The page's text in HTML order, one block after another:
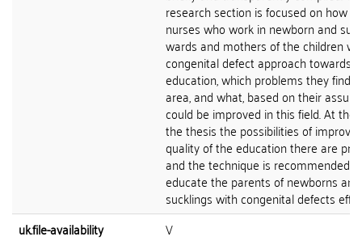
research section is focused on how
nurses who work in newborn and
wards and mothers of the children
congenital defect approach towards
education, which problems they find
area, and what, based on their
could be improved in this field. At the
the thesis the possibilities of
quality of the education there are
and the technique is recommended
educate the parents of newborns and
sucklings with congenital defects
uk.file-availability
V